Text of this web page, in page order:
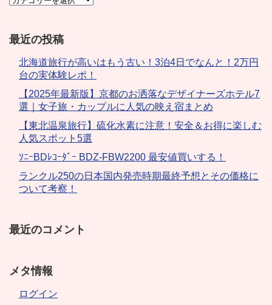
最近の投稿
北海道旅行が高いはもう古い！3泊4日でなんと！2万円
台の実体験レポ！
【2025年最新版】京都のお洒落なデザイナーズホテル7
選｜女子旅・カップルに人気の映え宿まとめ
【東北温泉旅行】硫化水素に注意！安全＆お得に楽しむ
人気スポット5選
ｿﾆｰBDﾚｺｰﾀﾞｰ BDZ-FBW2200 最安値買いする！
ランクル250の日本国内発売時期最終予想とその価格に
ついて考察！
最近のコメント
メタ情報
ログイン